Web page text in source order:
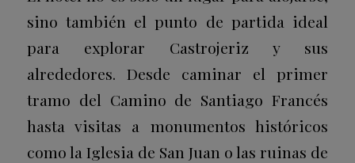
sino también el punto de partida ideal
para explorar Castrojeriz y sus
alrededores. Desde caminar el primer
tramo del Camino de Santiago Francés
hasta visitas a monumentos históricos
como la Iglesia de San Juan o las ruinas de